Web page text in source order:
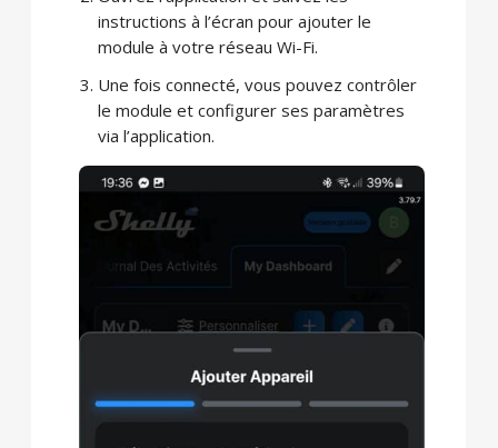
instructions à l’écran pour ajouter le
module à votre réseau Wi-Fi.
Une fois connecté, vous pouvez contrôler
le module et configurer ses paramètres
via l’application.